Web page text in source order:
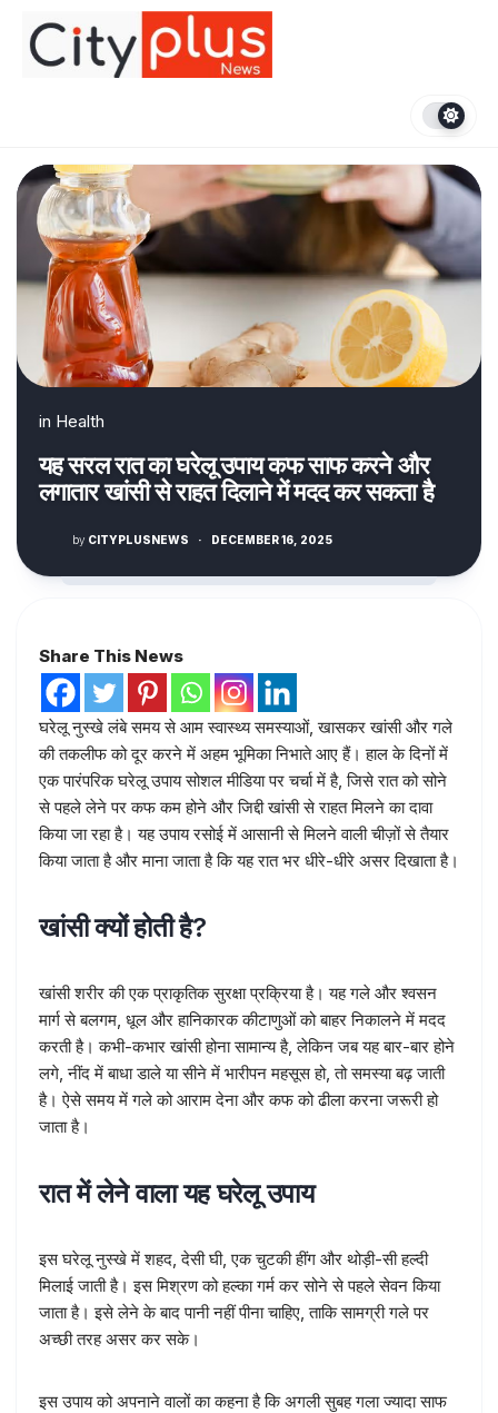
content
in Health
यह सरल रात का घरेलू उपाय कफ साफ करने और
लगातार खांसी से राहत दिलाने में मदद कर सकता है
by CITYPLUSNEWS · DECEMBER 16, 2025
Share This News
घरेलू नुस्खे लंबे समय से आम स्वास्थ्य समस्याओं, खासकर खांसी और गले
की तकलीफ को दूर करने में अहम भूमिका निभाते आए हैं। हाल के दिनों में
एक पारंपरिक घरेलू उपाय सोशल मीडिया पर चर्चा में है, जिसे रात को सोने
से पहले लेने पर कफ कम होने और जिद्दी खांसी से राहत मिलने का दावा
किया जा रहा है। यह उपाय रसोई में आसानी से मिलने वाली चीज़ों से तैयार
किया जाता है और माना जाता है कि यह रात भर धीरे-धीरे असर दिखाता है।
खांसी क्यों होती है?
खांसी शरीर की एक प्राकृतिक सुरक्षा प्रक्रिया है। यह गले और श्वसन
मार्ग से बलगम, धूल और हानिकारक कीटाणुओं को बाहर निकालने में मदद
करती है। कभी-कभार खांसी होना सामान्य है, लेकिन जब यह बार-बार होने
लगे, नींद में बाधा डाले या सीने में भारीपन महसूस हो, तो समस्या बढ़ जाती
है। ऐसे समय में गले को आराम देना और कफ को ढीला करना जरूरी हो
जाता है।
रात में लेने वाला यह घरेलू उपाय
इस घरेलू नुस्खे में शहद, देसी घी, एक चुटकी हींग और थोड़ी-सी हल्दी
मिलाई जाती है। इस मिश्रण को हल्का गर्म कर सोने से पहले सेवन किया
जाता है। इसे लेने के बाद पानी नहीं पीना चाहिए, ताकि सामग्री गले पर
अच्छी तरह असर कर सके।
इस उपाय को अपनाने वालों का कहना है कि अगली सुबह गला ज्यादा साफ